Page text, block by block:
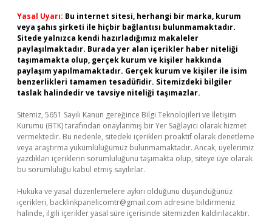
Yasal Uyarı: Bu internet sitesi, herhangi bir marka, kurum
veya şahıs şirketi ile hiçbir bağlantısı bulunmamaktadır.
Sitede yalnızca kendi hazırladığımız makaleler
paylaşılmaktadır. Burada yer alan içerikler haber niteliği
taşımamakta olup, gerçek kurum ve kişiler hakkında
paylaşım yapılmamaktadır. Gerçek kurum ve kişiler ile isim
benzerlikleri tamamen tesadüfidir. Sitemizdeki bilgiler
taslak halindedir ve tavsiye niteliği taşımazlar.
Sitemiz, 5651 Sayılı Kanun gereğince Bilgi Teknolojileri ve İletişim
Kurumu (BTK) tarafından onaylanmış bir Yer Sağlayıcı olarak hizmet
vermektedir. Bu nedenle, sitedeki içerikleri proaktif olarak denetleme
veya araştırma yükümlülüğümüz bulunmamaktadır. Ancak, üyelerimiz
yazdıkları içeriklerin sorumluluğunu taşımakta olup, siteye üye olarak
bu sorumluluğu kabul etmiş sayılırlar.
Hukuka ve yasal düzenlemelere aykırı olduğunu düşündüğünüz
içerikleri, backlinkpanelicomtr@gmail.com adresine bildirmeniz
halinde, ilgili içerikler yasal süre içerisinde sitemizden kaldırılacaktır.